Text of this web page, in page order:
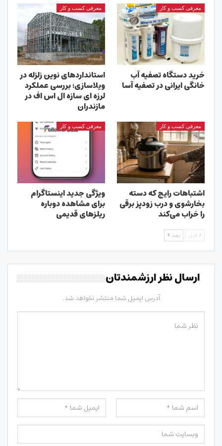
معرفی کسب و کار
خرید دستگاه تصفیه آب
خانگی ایرانی در تصفیه آسا
معرفی کسب و کار
استانداردهای نوین زلزله در
ویلاسازی؛ بررسی عملکرد
لرزه ای سازه ال اس اف در
مازندران
معرفی کسب و کار
اشتباهات رایج که دسته
بخارشوی و درب زودپز برقی
را خراب می‌کند
معرفی کسب و کار
ویژگی جدید اینستاگرام
برای مشاهده دوباره
ریلزهای قدیمی
قبل بعد
ارسال نظر ارزشمندتان
آدرس ایمیل شما منتشر نخواهد شد.